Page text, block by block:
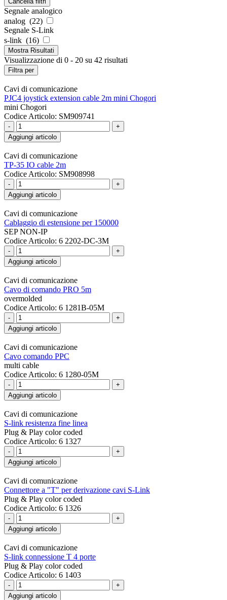
Segnale analogico
analog (22)
Segnale S-Link
s-link (16)
Mostra Risultati
Visualizzazione di 0 - 20 su 42 risultati
Filtra per
Cavi di comunicazione
PJC4 joystick extension cable 2m mini Chogori
mini Chogori
Codice Articolo: SM909741
-
+
Aggiungi articolo
Cavi di comunicazione
TP-35 IO cable 2m
Codice Articolo: SM908998
-
+
Aggiungi articolo
Cavi di comunicazione
Cablaggio di estensione per 150000
SEP NON-IP
Codice Articolo: 6 2202-DC-3M
-
+
Aggiungi articolo
Cavi di comunicazione
Cavo di comando PRO 5m
overmolded
Codice Articolo: 6 1281B-05M
-
+
Aggiungi articolo
Cavi di comunicazione
Cavo comando PPC
multi cable
Codice Articolo: 6 1280-05M
-
+
Aggiungi articolo
Cavi di comunicazione
S-link resistenza fine linea
Plug & Play color coded
Codice Articolo: 6 1327
-
+
Aggiungi articolo
Cavi di comunicazione
Connettore a "T" per derivazione cavi S-Link
Plug & Play color coded
Codice Articolo: 6 1326
-
+
Aggiungi articolo
Cavi di comunicazione
S-link connessione T 4 porte
Plug & Play color coded
Codice Articolo: 6 1403
-
+
Aggiungi articolo